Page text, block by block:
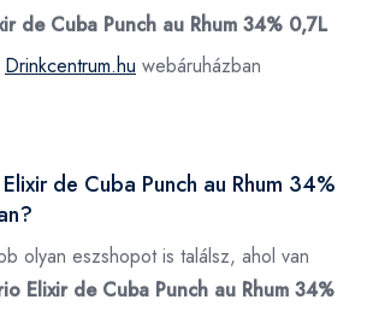
de Cuba Punch au Rhum 34% 0,7L
Drinkcentrum.hu webáruházban
de Cuba Punch au Rhum 34%
olyan eszshopot is találsz, ahol van
Elixir de Cuba Punch au Rhum 34%